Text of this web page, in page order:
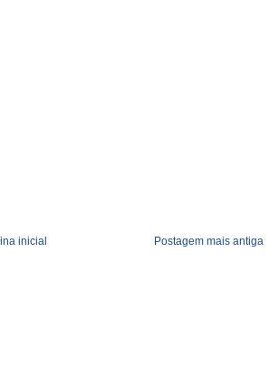
Postagem mais antiga
inicial